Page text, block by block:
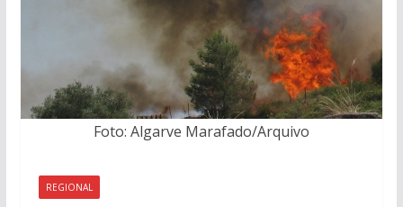
Foto: Algarve Marafado/Arquivo
REGIONAL